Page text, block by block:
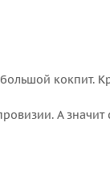
кокпит.
А значит